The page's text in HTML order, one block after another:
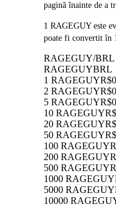
pagină înainte de a
1 RAGEGUY este
poate fi convertit în
RAGEGUY/BRL
RAGEGUYBRL
1 RAGEGUY
2 RAGEGUY
5 RAGEGUY
10 RAGEGUY
20 RAGEGUY
50 RAGEGUY
100 RAGEGUY
200 RAGEGUY
500 RAGEGUY
1000 RAGEGUY
5000 RAGEGUY
10000